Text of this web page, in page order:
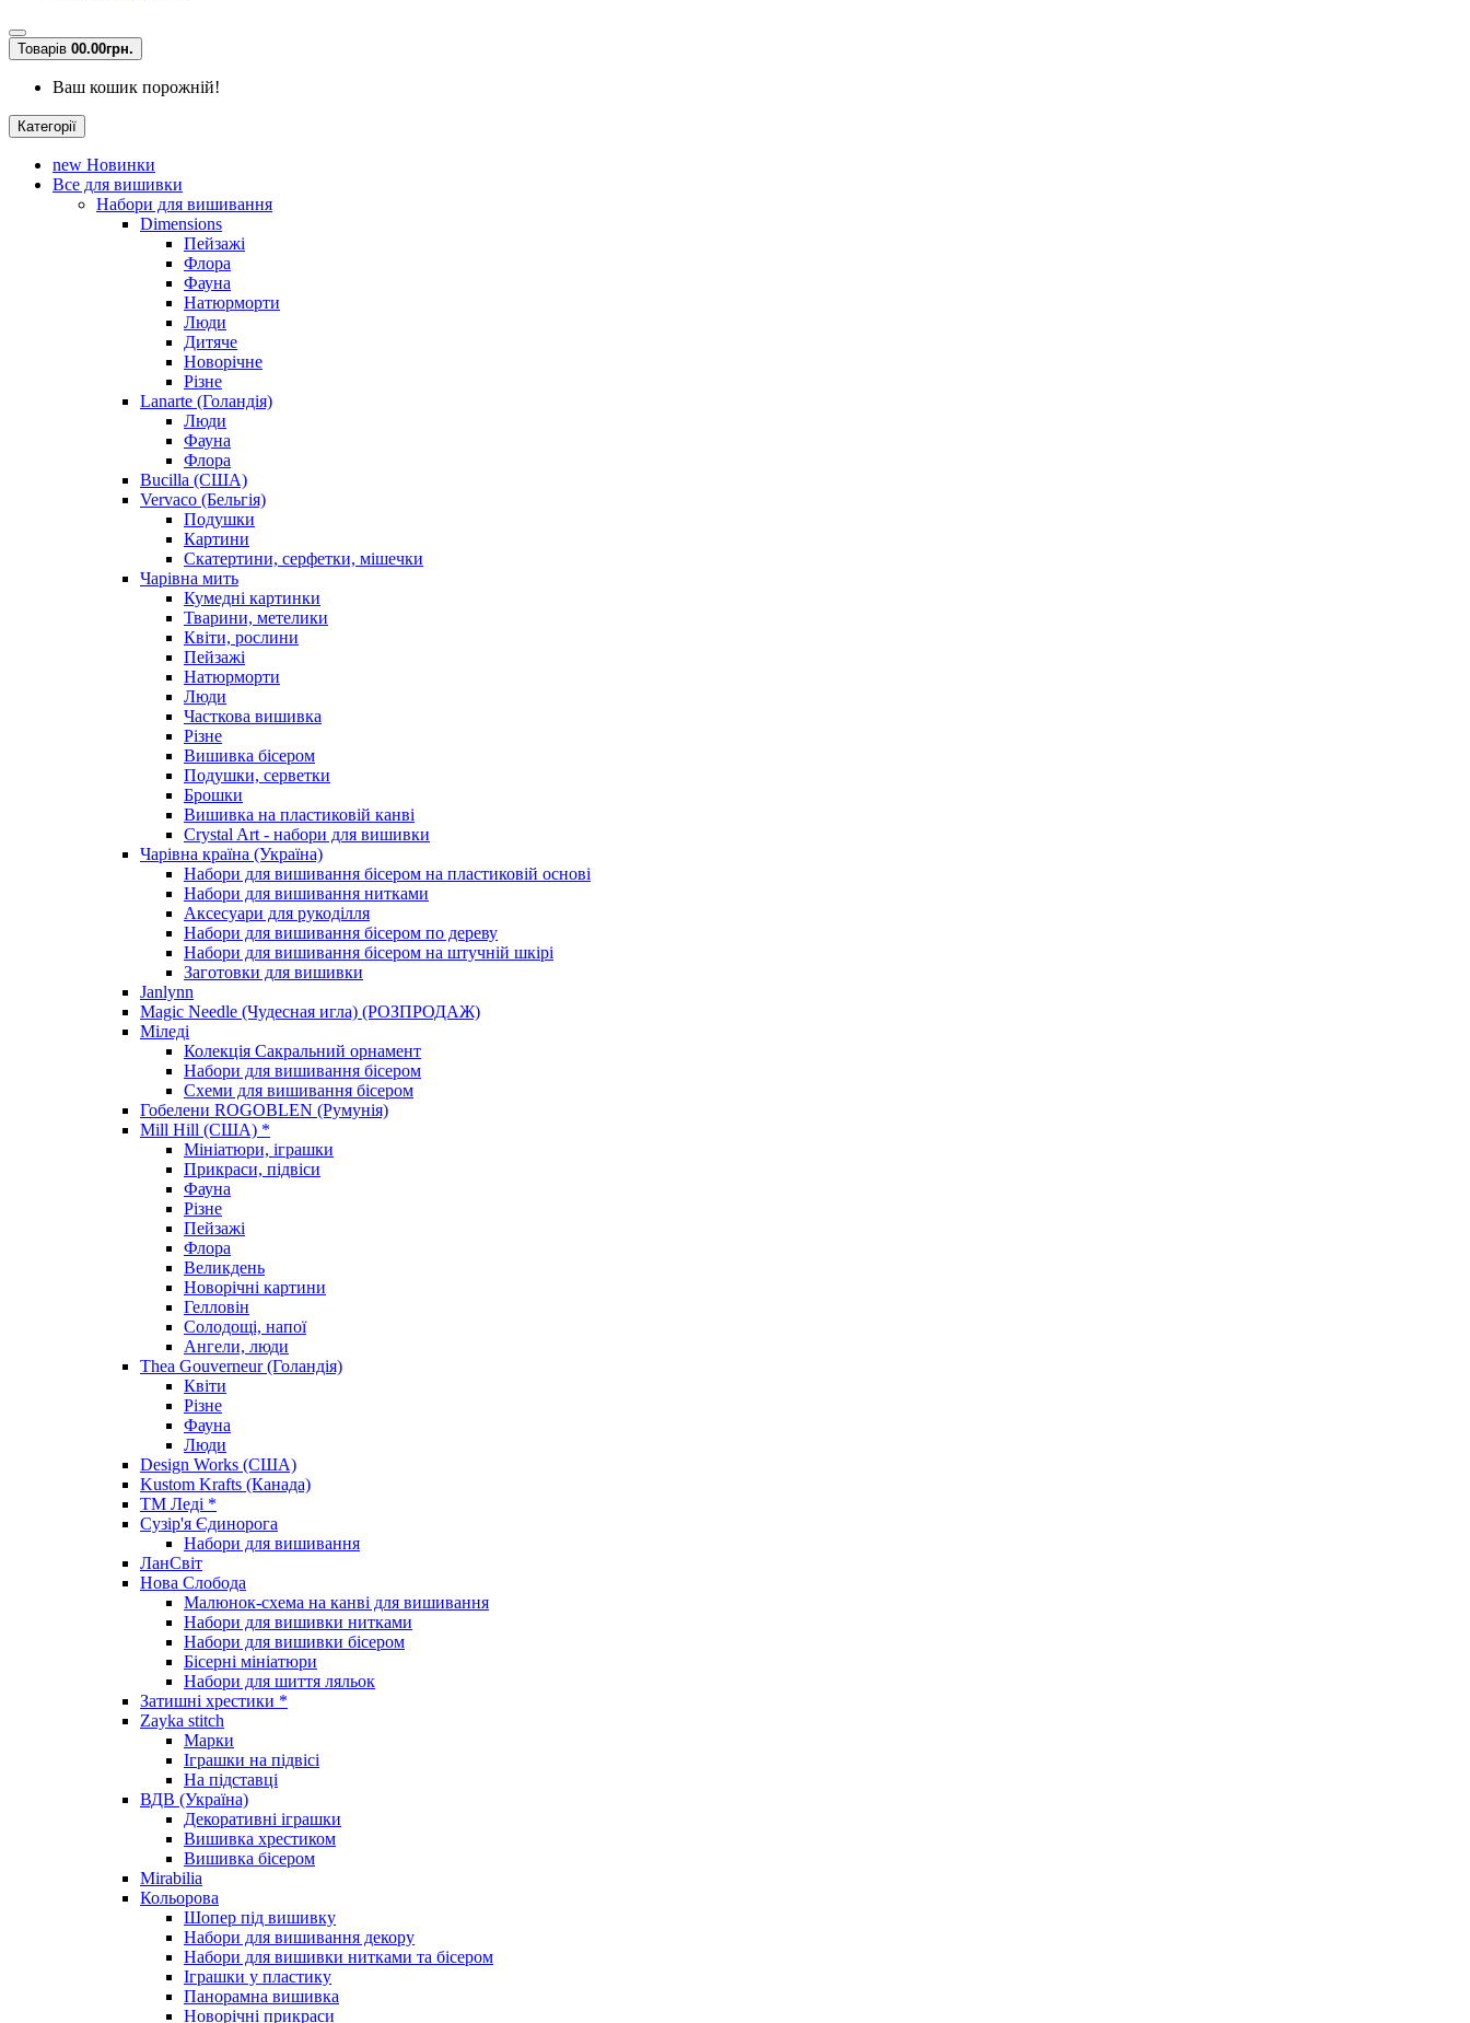
Товарів 00.00грн.
Ваш кошик порожній!
Категорії
new Новинки
Все для вишивки
Набори для вишивання
Dimensions
Пейзажі
Флора
Фауна
Натюрморти
Люди
Дитяче
Новорічне
Різне
Lanarte (Голандія)
Люди
Фауна
Флора
Bucilla (США)
Vervaco (Бельгія)
Подушки
Картини
Скатертини, серфетки, мішечки
Чарiвна мить
Кумедні картинки
Тварини, метелики
Квіти, рослини
Пейзажі
Натюрморти
Люди
Часткова вишивка
Різне
Вишивка бісером
Подушки, серветки
Брошки
Вишивка на пластиковій канві
Crystal Art - набори для вишивки
Чарівна країна (Україна)
Набори для вишивання бісером на пластиковій основі
Набори для вишивання нитками
Аксесуари для рукоділля
Набори для вишивання бісером по дереву
Набори для вишивання бісером на штучній шкірі
Заготовки для вишивки
Janlynn
Magic Needle (Чудесная игла) (РОЗПРОДАЖ)
Міледі
Колекція Сакральний орнамент
Набори для вишивання бісером
Схеми для вишивання бісером
Гобелени ROGOBLEN (Румунія)
Mill Hill (США) *
Мініатюри, іграшки
Прикраси, підвіси
Фауна
Різне
Пейзажі
Флора
Великдень
Новорічні картини
Гелловін
Солодощі, напої
Ангели, люди
Thea Gouverneur (Голандія)
Квіти
Різне
Фауна
Люди
Design Works (США)
Kustom Krafts (Канада)
ТМ Леді *
Сузір'я Єдинорога
Набори для вишивання
ЛанСвіт
Нова Слобода
Малюнок-схема на канві для вишивання
Набори для вишивки нитками
Набори для вишивки бісером
Бісерні мініатюри
Набори для шиття ляльок
Затишні хрестики *
Zayka stitch
Марки
Іграшки на підвісі
На підставці
ВДВ (Україна)
Декоративні іграшки
Вишивка хрестиком
Вишивка бісером
Mirabilia
Кольорова
Шопер під вишивку
Набори для вишивання декору
Набори для вишивки нитками та бісером
Іграшки у пластику
Панорамна вишивка
Новорічні прикраси